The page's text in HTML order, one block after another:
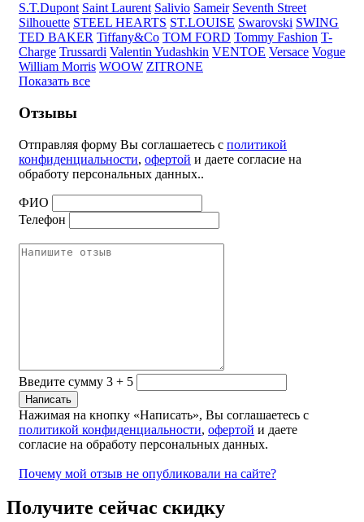
S.T.Dupont Saint Laurent Salivio Sameir Seventh Street
Silhouette STEEL HEARTS ST.LOUISE Swarovski SWING
TED BAKER Tiffany&Co TOM FORD Tommy Fashion T-
Charge Trussardi Valentin Yudashkin VENTOE Versace Vogue
William Morris WOOW ZITRONE
Показать все
Отзывы
Отправляя форму Вы соглашаетесь с политикой
конфиденциальности, офертой и даете согласие на
обработу персональных данных..
ФИО
Телефон
Введите сумму 3 + 5
Нажимая на кнопку «Написать», Вы соглашаетесь с
политикой конфиденциальности, офертой и даете
согласие на обработу персональных данных.
Почему мой отзыв не опубликовали на сайте?
Получите сейчас скидку